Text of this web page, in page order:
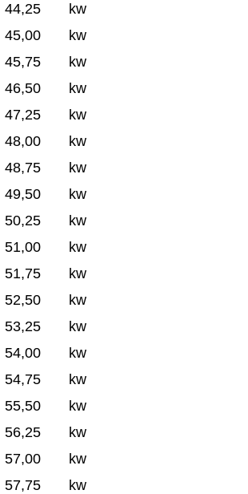
44,25
kw
45,00
kw
45,75
kw
46,50
kw
47,25
kw
48,00
kw
48,75
kw
49,50
kw
50,25
kw
51,00
kw
51,75
kw
52,50
kw
53,25
kw
54,00
kw
54,75
kw
55,50
kw
56,25
kw
57,00
kw
57,75
kw